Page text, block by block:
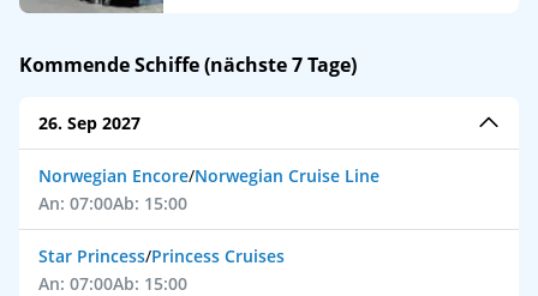
Kommende Schiffe (nächste 7 Tage)
26. Sep 2027
Norwegian Encore/Norwegian Cruise Line
An: 07:00Ab: 15:00
Star Princess/Princess Cruises
An: 07:00Ab: 15:00